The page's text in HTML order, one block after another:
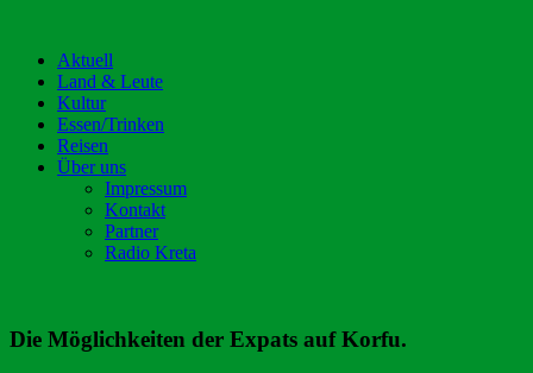
Aktuell
Land & Leute
Kultur
Essen/Trinken
Reisen
Über uns
Impressum
Kontakt
Partner
Radio Kreta
Die Möglichkeiten der Expats auf Korfu.